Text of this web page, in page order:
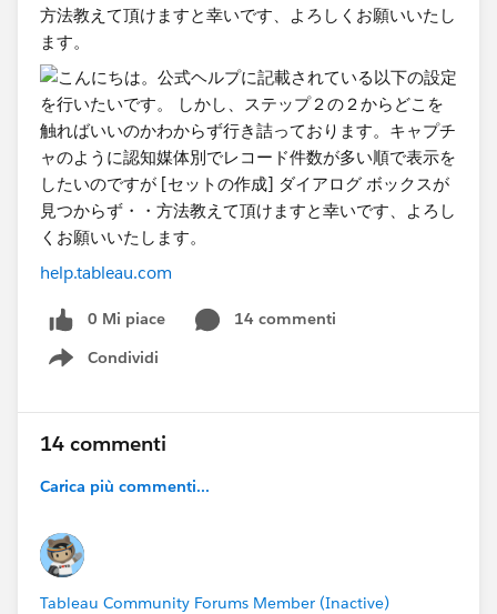
方法教えて頂けますと幸いです、よろしくお願いいたし
ます。
help.tableau.com
0 Mi piace
14 commenti
Condividi
Show menu
14 commenti
Carica più commenti...
Tableau Community Forums Member (Inactive)